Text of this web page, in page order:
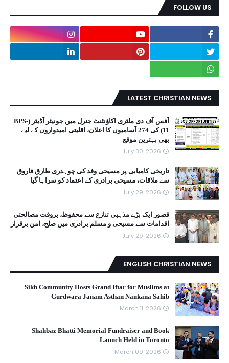
FOLLOW US
LATEST CHRISTIAN NEWS
آفس آف دی ملٹری اکاؤنٹنٹ جنرل میں جونیئر آڈیٹر (BPS-
11) کی 274 آسامیوں کا اعلان، اقلیتی امیدواروں کے لیے
بھی بہترین موقع
July 30, 2026
تاریخی کامیابی پر مسیحی وفد کی چوہدری طارق فاروق
سے ملاقات، مسیحی برادری کے اعتماد کو سراہا گیا
July 29, 2026
قصور ایک بڑے مذہبی تنازع سے محفوظ، بروقت مصالحتی
اقدامات سے مسیحی و مسلم برادری میں صلح، امن برقرار
July 29, 2026
ENGLISH CHRISTIAN NEWS
Sikh Community Hosts Grand Iftar for Muslims at
Gurdwara Janam Asthan Nankana Sahib
March 11, 2026
Shahbaz Bhatti Memorial Fundraiser and Book
Launch Held in Toronto
March 09, 2026